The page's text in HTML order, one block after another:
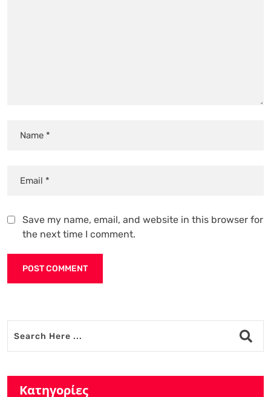
Save my name, email, and website in this browser for
the next time I comment.
Κατηγορίες